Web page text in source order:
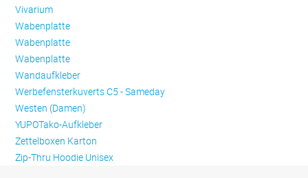
Vivarium
Wabenplatte
Wabenplatte
Wabenplatte
Wandaufkleber
Werbefensterkuverts C5 - Sameday
Westen (Damen)
YUPOTako-Aufkleber
Zettelboxen Karton
Zip-Thru Hoodie Unisex